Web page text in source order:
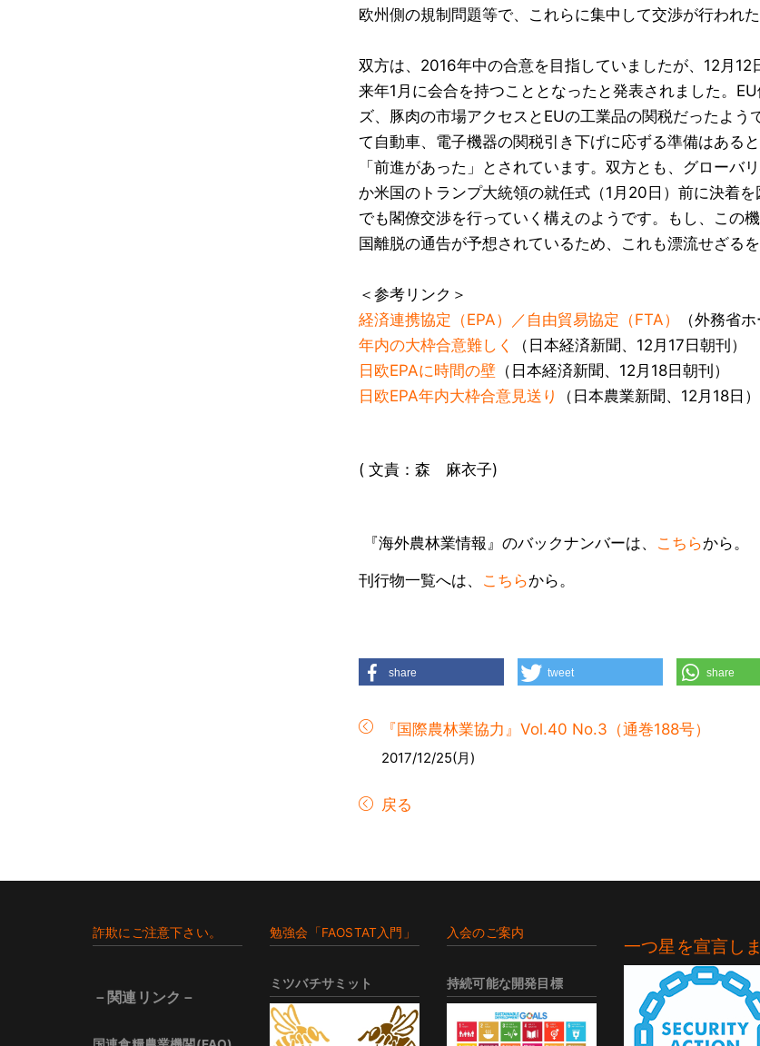
欧州側の規制問題等で、これらに集中して交渉が行われた
双方は、2016年中の合意を目指していましたが、12月
来年1月に会合を持つこととなったと発表されました。
ズ、豚肉の市場アクセスとEUの工業品の関税だったよ
て自動車、電子機器の関税引き下げに応ずる準備はある
「前進があった」とされています。双方とも、グローバ
か米国のトランプ大統領の就任式（1月20日）前に決着
でも閣僚交渉を行っていく構えのようです。もし、この
国離脱の通告が予想されているため、これも漂流せざる
＜参考リンク＞
経済連携協定（EPA）／自由貿易協定（FTA）
（外務省
年内の大枠合意難しく
（日本経済新聞、12月17日朝刊）
日欧EPAに時間の壁（日本経済新聞、12月18日朝刊）
日欧EPA年内大枠合意見送り
（日本農業新聞、12月18日）
( 文責：森 麻衣子)
『海外農林業情報』のバックナンバーは、 こちらから。
刊行物一覧へは、 こちらから。
share tweet share
『国際農林業協力』Vol.40 No.3（通巻188号）
2017/12/25(月)
戻る
詐欺にご注意下さい。
－関連リンク－
勉強会「FAOSTAT入門」
ミツバチサミット
入会のご案内
持続可能な開発目標
一つ星を宣言し